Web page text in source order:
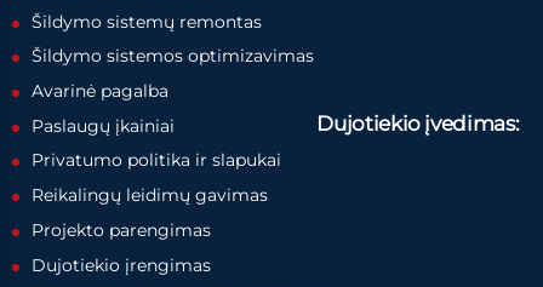
Šildymo sistemų remontas
Šildymo sistemos optimizavimas
Avarinė pagalba
Paslaugų įkainiai
Privatumo politika ir slapukai
Dujotiekio įvedimas:
Reikalingų leidimų gavimas
Projekto parengimas
Dujotiekio įrengimas